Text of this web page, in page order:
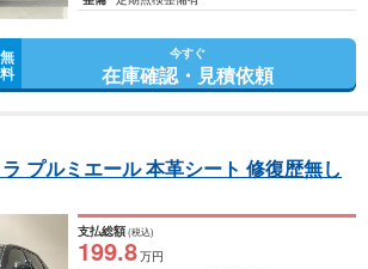
無
料
今すぐ
在庫確認・見積依頼
プルミエール 本革シート 修復歴無し
支払総額(税込)
199.8万円